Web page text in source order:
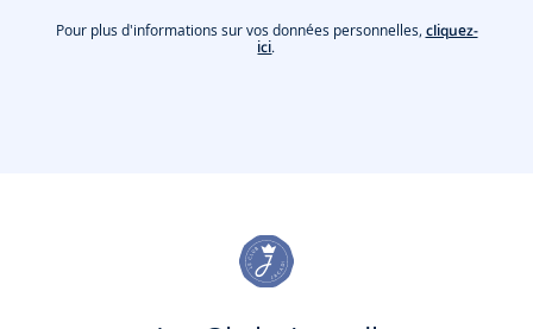
Pour plus d'informations sur vos données personnelles, cliquez-
ici.